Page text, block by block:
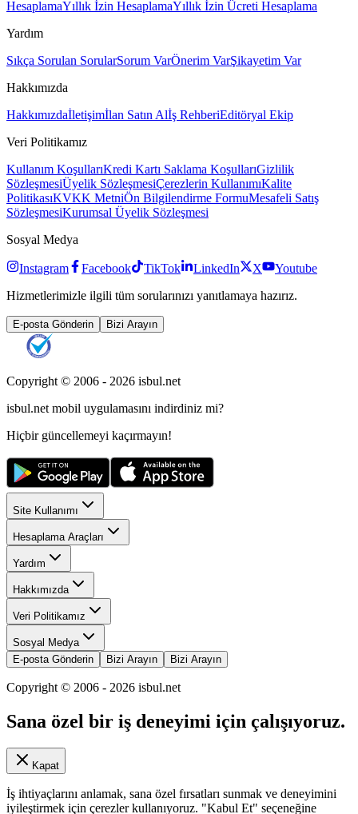
HesaplamaYıllık İzin HesaplamaYıllık İzin Ücreti Hesaplama
Yardım
Sıkça Sorulan SorularSorum VarÖnerim VarŞikayetim Var
Hakkımızda
Hakkımızdaİletişimİlan Satın Alİş RehberiEditöryal Ekip
Veri Politikamız
Kullanım KoşullarıKredi Kartı Saklama KoşullarıGizlilik
SözleşmesiÜyelik SözleşmesiÇerezlerin KullanımıKalite
PolitikasıKVKK MetniÖn Bilgilendirme FormuMesafeli Satış
SözleşmesiKurumsal Üyelik Sözleşmesi
Sosyal Medya
Instagram Facebook TikTok LinkedIn X
Youtube
Hizmetlerimizle ilgili tüm sorularınızı yanıtlamaya hazırız.
E-posta Gönderin Bizi Arayın
Copyright © 2006 - 2026 isbul.net
isbul.net mobil uygulamasını indirdiniz mi?
Hiçbir güncellemeyi kaçırmayın!
Site Kullanımı
Hesaplama Araçları
Yardım
Hakkımızda
Veri Politikamız
Sosyal Medya
E-posta Gönderin
Bizi Arayın Bizi Arayın
Copyright © 2006 - 2026 isbul.net
Sana özel bir iş deneyimi için çalışıyoruz.
Kapat
İş ihtiyaçlarını anlamak, sana özel fırsatları sunmak ve deneyimini
iyileştirmek için çerezler kullanıyoruz. "Kabul Et" seçeneğine